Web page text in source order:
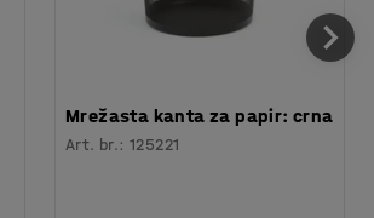
Mrežasta kanta za papir: crna
Art. br.:125221